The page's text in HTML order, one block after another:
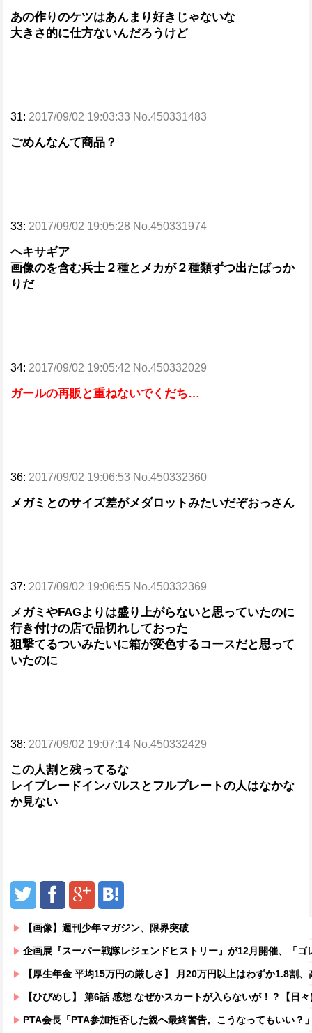
あの作りのケツはあんまり好きじゃないな
大きさ的に仕方ないんだろうけど
31: 2017/09/02 19:03:33 No.450331483
ごめんなんて商品？
33: 2017/09/02 19:05:28 No.450331974
ヘキサギア
画像のを含む兵士２種とメカが２種類ずつ出たばっか
りだ
34: 2017/09/02 19:05:42 No.450332029
ガールの再販と重ねないでくだち…
36: 2017/09/02 19:06:53 No.450332360
メガミとのサイズ差がメダロットみたいだぞおっさん
37: 2017/09/02 19:06:55 No.450332369
メガミやFAGよりは盛り上がらないと思っていたのに
行き付けの店で品切れしておった
狙撃てるついみたいに箱が変色するコースだと思って
いたのに
38: 2017/09/02 19:07:14 No.450332429
この人割と残ってるな
レイブレードインパルスとフルプレートの人はなかな
か見ない
【画像】週刊少年マガジン、限界突破
企画展『スーパー戦隊レジェンドヒストリー』が12月開催、「ゴレン
【厚生年金 平均15万円の厳しさ】 月20万円以上はわずか1.8割、高
【ひびめし】 第6話 感想 なぜかスカートが入らないが！？【日
PTA会長「PTA参加拒否した親へ最終警告。こうなってもいい？